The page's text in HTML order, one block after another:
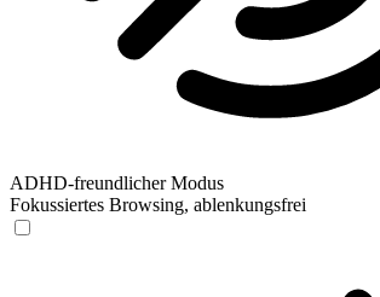
ADHD-freundlicher Modus
Fokussiertes Browsing, ablenkungsfrei